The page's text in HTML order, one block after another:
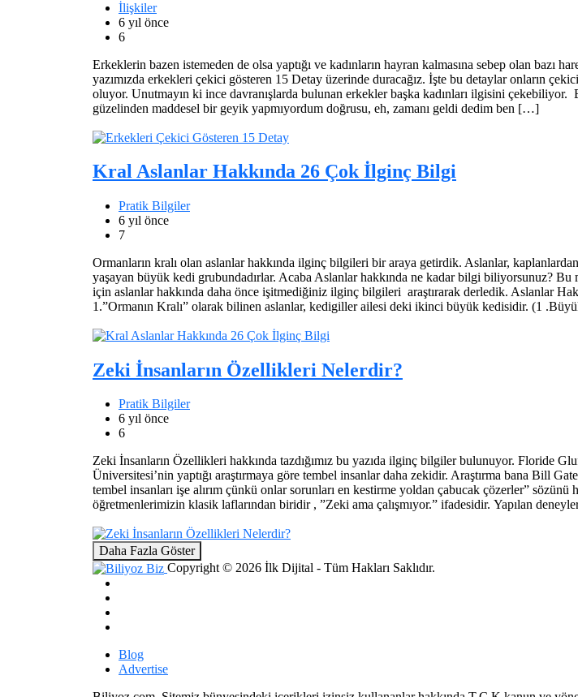
İlişkiler
6 yıl önce
6
Erkeklerin bazen istemeden de olsa yaptığı ve kadınların hayran kalmasına sebep olan bazı
yazımızda erkekleri çekici gösteren 15 Detay üzerinde duracağız. İşte bu detaylar onların
oluyor. Unutmayın ki ince davranışlarda bulunan erkekler başka kadınları ilgisini çekebiliyor.
güzelinden maddesel bir geyik yapmıyordum doğrusu, eh, zamanı geldi dedim ben […]
Kral Aslanlar Hakkında 26 Çok İlginç Bilgi
Pratik Bilgiler
6 yıl önce
7
Ormanların kralı olan aslanlar hakkında ilginç bilgileri bir araya getirdik. Aslanlar,
yaşayan büyük kedi grubundadırlar. Acaba Aslanlar hakkında ne kadar bilgi biliyorsunuz? Bu
için aslanlar hakkında daha önce işitmediğiniz ilginç bilgileri araştırarak derledik. Aslanlar
1.”Ormanın Kralı” olarak bilinen aslanlar, kedigiller ailesi deki ikinci büyük kedisidir. (1
Zeki İnsanların Özellikleri Nelerdir?
Pratik Bilgiler
6 yıl önce
6
Zeki İnsanların Özellikleri hakkında tazdığımız bu yazıda ilginç bilgiler bulunuyor. Floride
Üniversitesi’nin yaptığı araştırmaya göre tembel insanlar daha zekidir. Araştırma bana Bill
tembel insanları işe alırım çünkü onlar sorunları en kestirme yoldan çabucak çözerler” sözünü
öğretmenlerimizin klasik laflarından biridir , ”Zeki ama çalışmıyor.” ifadesidir. Yapılan
Daha Fazla Göster
Copyright © 2026 İlk Dijital - Tüm Hakları Saklıdır.
Blog
Advertise